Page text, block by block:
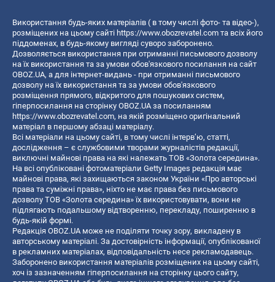
Використання будь-яких матеріалів ( в тому числі фото- та відео-),
розміщених на цьому сайті https://www.obozrevatel.com та всіх його
піддоменах, в будь-якому вигляді суворо заборонено.
Дозволяється використання при отриманні письмового дозволу
на їх використання та за умови обов'язкового посилання на сайт
OBOZ.UA, а для інтернет-видань - при отриманні письмового
дозволу на їх використання та за умови обов'язкового
розміщення прямого, відкритого для пошукових систем,
гіперпосилання на сторінку OBOZ.UA за посиланням
https://www.obozrevatel.com, на якій розміщено оригінальний
матеріал в першому абзаці матеріалу.
Всі матеріали на цьому сайті, в тому числі інтерв’ю, статті,
дослідження – є службовими творами журналістів редакції,
виключні майнові права на які належать ТОВ «Золота середина».
На всі опубліковані фотоматеріали Getty Images редакція має
майнові права, які захищаються законом України «Про авторські
права та суміжні права», ніхто не має права без письмового
дозволу ТОВ «Золота середина» їх використовувати, вони не
підлягають подальшому відтворенню, перекладу, поширенню в
будь-якій формі.
Редакція OBOZ.UA може не поділяти точку зору, викладену в
авторському матеріалі. За достовірність інформації, опублікованої
в рекламних матеріалах, відповідальність несе рекламодавець.
Заборонено використання матеріалів розміщених на цьому сайті,
хоч із зазначенням гіперпосилання на сторінку цього сайту,